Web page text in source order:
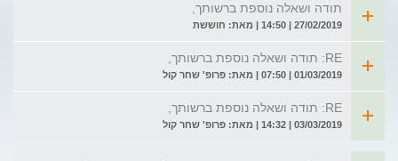
תודה ושאלה נוספת ברשותך,
27/02/2019 | 14:50 | מאת: חוששת
RE: תודה ושאלה נוספת ברשותך,
01/03/2019 | 07:50 | מאת: פרופ' שחר קול
RE: תודה ושאלה נוספת ברשותך,
03/03/2019 | 14:32 | מאת: פרופ' שחר קול